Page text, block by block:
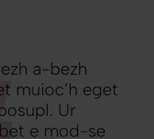
a-bezh
muioc’h eget
Ur
e mod-se